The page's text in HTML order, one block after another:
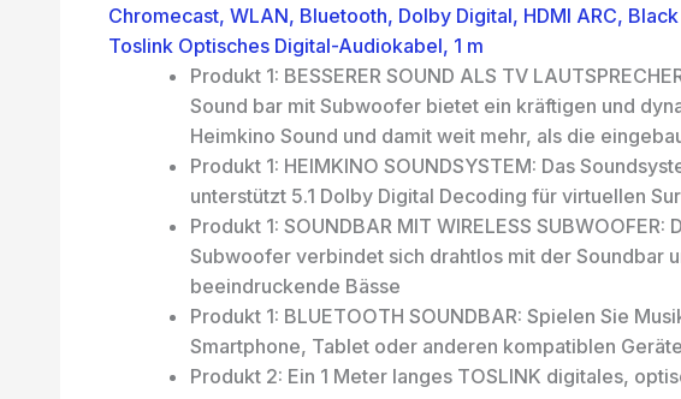
Chromecast, WLAN, Bluetooth, Dolby Digital, HDMI ARC,
Toslink Optisches Digital-Audiokabel, 1 m
Produkt 1: BESSERER SOUND ALS TV
Sound bar mit Subwoofer bietet ein kräftigen und
Heimkino Sound und damit weit mehr, als die
Produkt 1: HEIMKINO SOUNDSYSTEM: Das
unterstützt 5.1 Dolby Digital Decoding für virtuellen
Produkt 1: SOUNDBAR MIT WIRELESS
Subwoofer verbindet sich drahtlos mit der Soundbar
beeindruckende Bässe
Produkt 1: BLUETOOTH SOUNDBAR: Spielen Sie
Smartphone, Tablet oder anderen kompatiblen
Produkt 2: Ein 1 Meter langes TOSLINK digitales,